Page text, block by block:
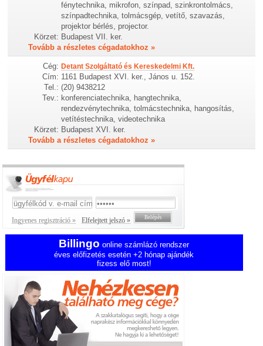
fénytechnika, mikrofon, színpad, szinkrontolmács,
színpadtechnika, tolmácsgép, vetítő, szavazás,
projektor bérlés, projector.
Körzet: Budapest VII. ker.
Tovább a részletes cégadatokhoz »
Cég: Detant Szolgáltató és Kereskedelmi Kft.
Cím: 1161 Budapest XVI. ker., János u. 152.
Tel.: (20) 9438212
Tev.: konferenciatechnika, hangtechnika,
rendezvénytechnika, tolmácstechnika, hangosítás,
vetítéstechnika, videotechnika
Körzet: Budapest XVI. ker.
Tovább a részletes cégadatokhoz »
Ingyenes regisztráció » Elfelejtett jelszó »
Billingo online számlázó rendszer
éves előfizetés esetén +2 hónap ajándék
fizess elő most!